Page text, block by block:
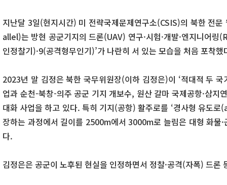
지난달 3일(현지시간) 미 전략국제문제연구소(CSIS)의 북한 전
allel)는 방현 공군기지의 드론(UAV) 연구·시험·개발·엔지니어
인정찰기)·9(공격형무인기)’가 나란히 서 있는 모습을 처음 포착
2023년 말 김정은 북한 국무위원장(이하 김정은)이 ‘적대적 두 국
업과 순천-북창-의주 공군 기지 개보수, 원산 갈마 국제공항·삼지
대화 사업을 하고 있다. 특히 기지(공항) 활주로를 ‘경사형 유도
장하는 과정에서 길이를 2500m에서 3000m로 늘림은 대형 화물
다.
김정은은 공군이 노후된 현실을 인정하면서 정찰·공격(자폭) 드론